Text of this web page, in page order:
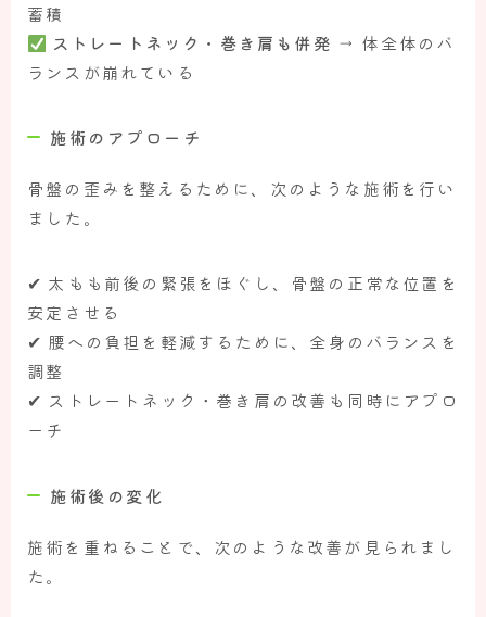
蓄積
ストレートネック・巻き肩も併発 → 体全体のバ
ランスが崩れている
施術のアプローチ
骨盤の歪みを整えるために、次のような施術を行い
ました。
✔ 太もも前後の緊張をほぐし、骨盤の正常な位置を
安定させる
✔ 腰への負担を軽減するために、全身のバランスを
調整
✔ ストレートネック・巻き肩の改善も同時にアプロ
ーチ
施術後の変化
施術を重ねることで、次のような改善が見られまし
た。